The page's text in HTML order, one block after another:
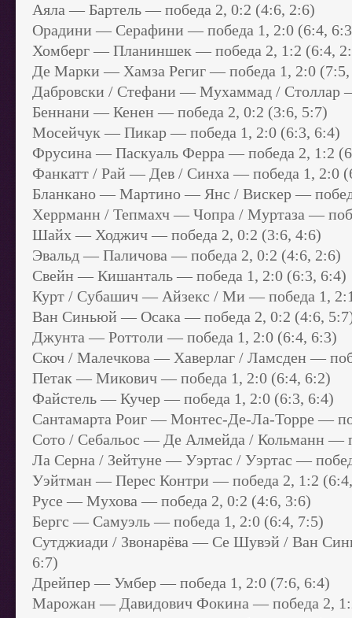
Аяла — Бартель — победа 2, 0:2 (4:6, 2:6)
Орадини — Серафини — победа 1, 2:0 (6:4,
Хомберг — Планиншек — победа 2, 1:2 (6:4,
Де Марки — Хамза Региг — победа 1, 2:0
Дабровски / Стефани — Мухаммад / Столлар
Беннани — Кенен — победа 2, 0:2 (3:6, 5:7)
Мосейчук — Пикар — победа 1, 2:0 (6:3, 6:4)
Фрусина — Паскуаль Ферра — победа 2, 1:2
Фанкатт / Рай — Дев / Синха — победа 1, 2:0
Бланкано — Мартино — Янс / Вискер —
Херрманн / Тепмахч — Чопра / Муртаза —
Шайх — Ходжич — победа 2, 0:2 (3:6, 4:6)
Эвальд — Паличова — победа 2, 0:2 (4:6, 2:6)
Свейн — Кишанталь — победа 1, 2:0 (6:3, 6:4)
Курт / Субашич — Айзекс / Ми — победа 1,
Ван Синьюй — Осака — победа 2, 0:2 (4:6,
Джунта — Роттоли — победа 1, 2:0 (6:4, 6:3)
Скоч / Малечкова — Хаверлаг / Ламсден —
Петак — Микович — победа 1, 2:0 (6:4, 6:2)
Файстель — Кучер — победа 1, 2:0 (6:3, 6:4)
Сантамарта Роиг — Монтес-Де-Ла-Торре —
Сото / Себальос — Де Алмейда / Кольманн —
Ла Серна / Зейтуне — Уэртас / Уэртас —
Уэйтман — Перес Контри — победа 2, 1:2
Русе — Мухова — победа 2, 0:2 (4:6, 3:6)
Бергс — Самуэль — победа 1, 2:0 (6:4, 7:5)
Сутджиади / Звонарёва — Се Шувэй / Ван
6:7)
Дрейпер — Умбер — победа 1, 2:0 (7:6, 6:4)
Марожан — Давидович Фокина — победа 2,